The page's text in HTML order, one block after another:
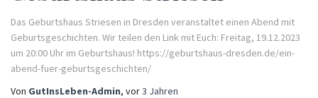
Das Geburtshaus Striesen in Dresden veranstaltet einen Abend mit
Geburtsgeschichten. Wir teilen den Link mit Euch: Freitag, 19.12.2023
um 20:00 Uhr im Geburtshaus! https://geburtshaus-dresden.de/ein-
abend-fuer-geburtsgeschichten/
Von GutInsLeben-Admin, vor3 Jahren